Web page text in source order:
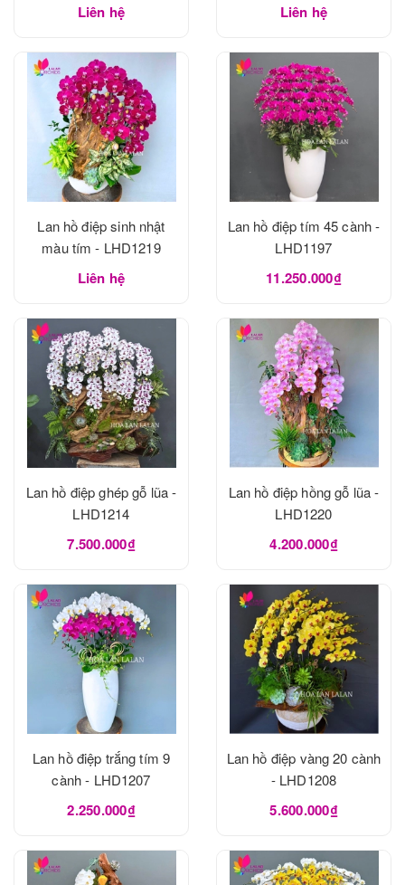
Liên hệ Liên hệ
Lan hồ điệp sinh nhật
màu tím - LHD1219
Liên hệ
Lan hồ điệp tím 45 cành -
LHD1197
11.250.000₫
Lan hồ điệp ghép gỗ lũa -
LHD1214
7.500.000₫
Lan hồ điệp hồng gỗ lũa -
LHD1220
4.200.000₫
Lan hồ điệp trắng tím 9
cành - LHD1207
2.250.000₫
Lan hồ điệp vàng 20 cành
- LHD1208
5.600.000₫